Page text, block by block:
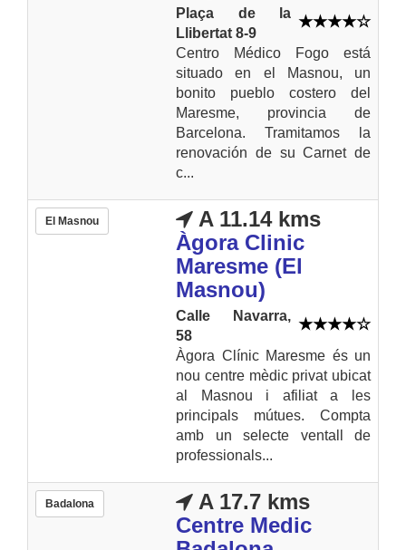
Plaça de la
Llibertat 8-9
Centro Médico Fogo está
situado en el Masnou, un
bonito pueblo costero del
Maresme, provincia de
Barcelona. Tramitamos la
renovación de su Carnet de
c...
El Masnou
A 11.14 kms
Àgora Clinic
Maresme (El
Masnou)
Calle Navarra,
58
Àgora Clínic Maresme és un
nou centre mèdic privat ubicat
al Masnou i afiliat a les
principals mútues. Compta
amb un selecte ventall de
professionals...
Badalona
A 17.7 kms
Centre Medic